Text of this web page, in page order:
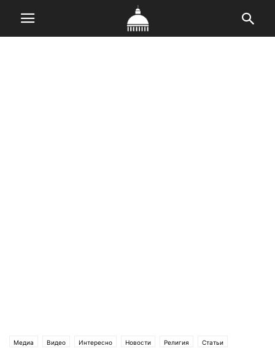
Медиа Видео Интересно Новости Религия Статьи